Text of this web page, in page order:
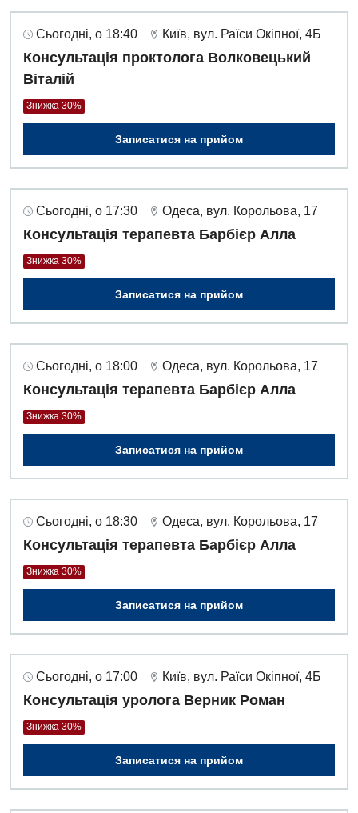
Сьогодні, о 18:40 Київ, вул. Раїси Окіпної, 4Б
Консультація проктолога Волковецький
Віталій
Знижка 30%
Записатися на прийом
Сьогодні, о 17:30 Одеса, вул. Корольова, 17
Консультація терапевта Барбієр Алла
Знижка 30%
Записатися на прийом
Сьогодні, о 18:00 Одеса, вул. Корольова, 17
Консультація терапевта Барбієр Алла
Знижка 30%
Записатися на прийом
Сьогодні, о 18:30 Одеса, вул. Корольова, 17
Консультація терапевта Барбієр Алла
Знижка 30%
Записатися на прийом
Сьогодні, о 17:00 Київ, вул. Раїси Окіпної, 4Б
Консультація уролога Верник Роман
Знижка 30%
Записатися на прийом